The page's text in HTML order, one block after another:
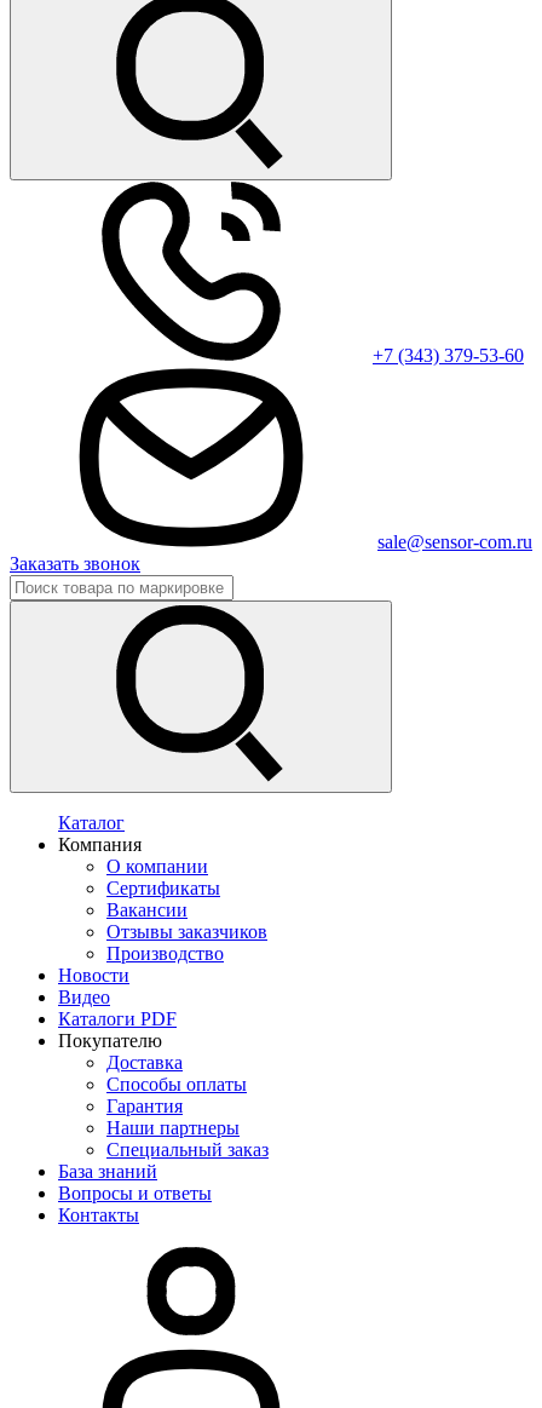
+7 (343) 379-53-60
sale@sensor-com.ru
Заказать звонок
Каталог
Компания
О компании
Сертификаты
Вакансии
Отзывы заказчиков
Производство
Новости
Видео
Каталоги PDF
Покупателю
Доставка
Способы оплаты
Гарантия
Наши партнеры
Специальный заказ
База знаний
Вопросы и ответы
Контакты